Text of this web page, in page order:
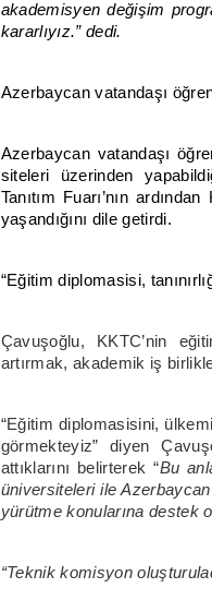
akademisyen değişim
kararlıyız.” dedi.
Azerbaycan vatandaşı
Azerbaycan vatandaşı
siteleri üzerinden
Tanıtım Fuarı’nın
yaşandığını dile getirdi.
“Eğitim diplomasisi,
Çavuşoğlu, KKTC’nin
artırmak, akademik iş
“Eğitim diplomasisini,
görmekteyiz” diyen
attıklarını belirterek “Bu
üniversiteleri ile
yürütme konularına destek
“Teknik komisyon